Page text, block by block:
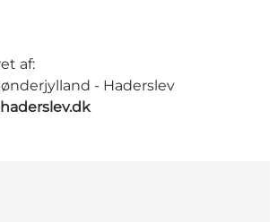
af:
- Haderslev